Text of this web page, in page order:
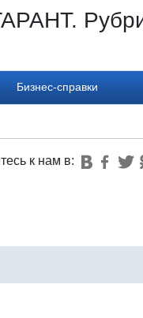
Бизнес-справки
к нам в: